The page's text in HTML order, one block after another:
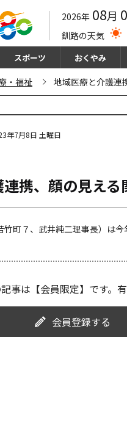
2026年 08月
釧路の天気
スポーツ おくやみ
・福祉 地域医療と介護
年7月8日 土曜日
連携、顔の見え
町７、武井純二理事長）は
事は【会員限定】です。
会員登録する